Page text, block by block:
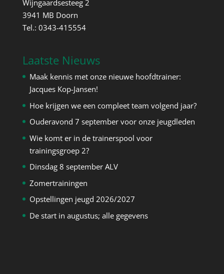
Wijngaardsesteeg 2
3941 MB Doorn
Tel.: 0343-415554
Laatste Nieuws
Maak kennis met onze nieuwe hoofdtrainer:
Jacques Kop-Jansen!
Hoe krijgen we een compleet team volgend jaar?
Ouderavond 7 september voor onze jeugdleden
Wie komt er in de trainerspool voor
trainingsgroep 2?
Dinsdag 8 september ALV
Zomertrainingen
Opstellingen jeugd 2026/2027
De start in augustus; alle gegevens